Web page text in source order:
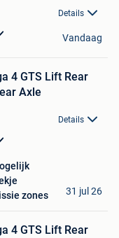
Details
Vandaag
4 GTS Lift Rear
Axle
Details
zones
31 jul 26
4 GTS Lift Rear